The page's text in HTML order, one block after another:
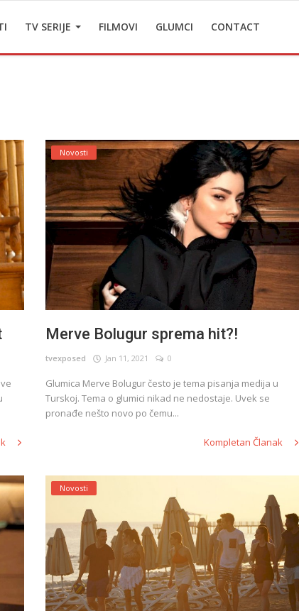
TV SERIJE FILMOVI GLUMCI CONTACT
Novosti
Merve Bolugur sprema hit?!
tvexposed Jan 11, 2021 0
Glumica Merve Bolugur često je tema pisanja medija u
Turskoj. Tema o glumici nikad ne nedostaje. Uvek se
pronađe nešto novo po čemu...
Kompletan Članak
Novosti